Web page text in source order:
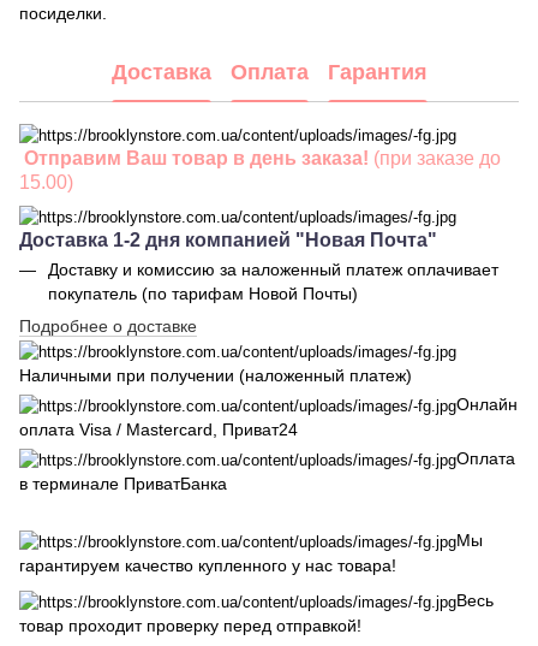
посиделки.
Доставка Оплата Гарантия
Отправим Ваш товар в день заказа! (при заказе до
15.00)
Доставка 1-2 дня компанией "Новая Почта"
Доставку и комиссию за наложенный платеж оплачивает
покупатель (по тарифам Новой Почты)
Подробнее о доставке
Наличными при получении (наложенный платеж)
Онлайн
оплата Visa / Mastercard, Приват24
Оплата
в терминале ПриватБанка
Мы
гарантируем качество купленного у нас товара!
Весь
товар проходит проверку перед отправкой!